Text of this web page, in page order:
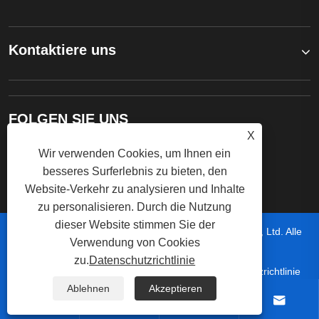
Kontaktiere uns
FOLGEN SIE UNS
Copyright © 2023 Zhejiang SPX Electric Appliance Co., Ltd. Alle
Rechte vorbehalten.
Datenschutzrichtlinie
 
X
Wir verwenden Cookies, um Ihnen ein
besseres Surferlebnis zu bieten, den
Website-Verkehr zu analysieren und Inhalte
zu personalisieren. Durch die Nutzung
dieser Website stimmen Sie der
Verwendung von Cookies
zu.Datenschutzrichtlinie
Ablehnen Akzeptieren